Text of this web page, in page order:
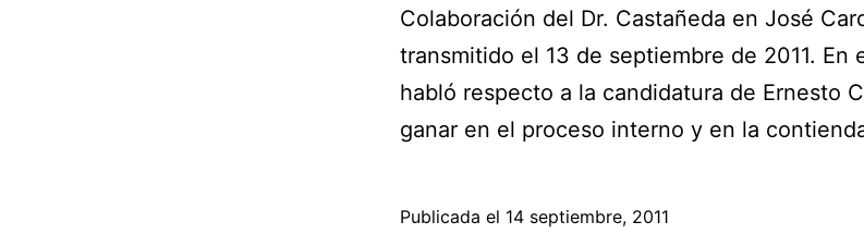
Colaboración del Dr. Castañeda en José
transmitido el 13 de septiembre de 2011. En
habló respecto a la candidatura de Ernesto
ganar en el proceso interno y en la
Publicada el 14 septiembre, 2011